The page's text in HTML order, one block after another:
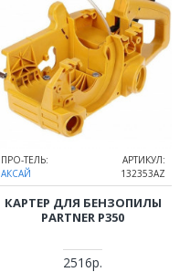
ПРО-ТЕЛЬ:
АКСАЙ
АРТИКУЛ:
132353AZ
КАРТЕР ДЛЯ БЕНЗОПИЛЫ
PARTNER P350
2516р.